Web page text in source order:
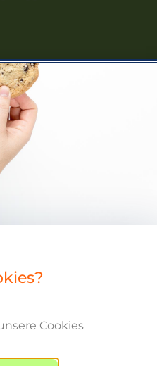
Cookies